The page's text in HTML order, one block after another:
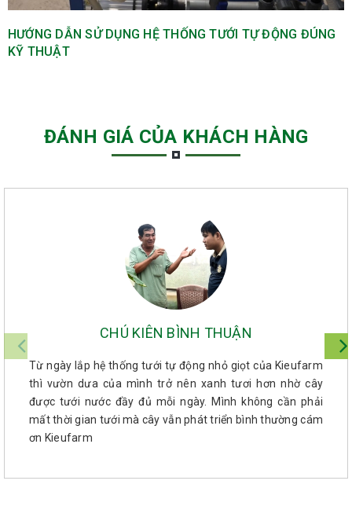
HƯỚNG DẪN SỬ DỤNG HỆ THỐNG TƯỚI TỰ ĐỘNG ĐÚNG
KỸ THUẬT
ĐÁNH GIÁ CỦA KHÁCH HÀNG
CHÚ KIÊN BÌNH THUẬN
Từ ngày lắp hệ thống tưới tự động nhỏ giọt của Kieufarm
thì vườn dưa của mình trở nên xanh tươi hơn nhờ cây
được tưới nước đầy đủ mỗi ngày. Mình không cần phải
mất thời gian tưới mà cây vẫn phát triển bình thường cám
ơn Kieufarm